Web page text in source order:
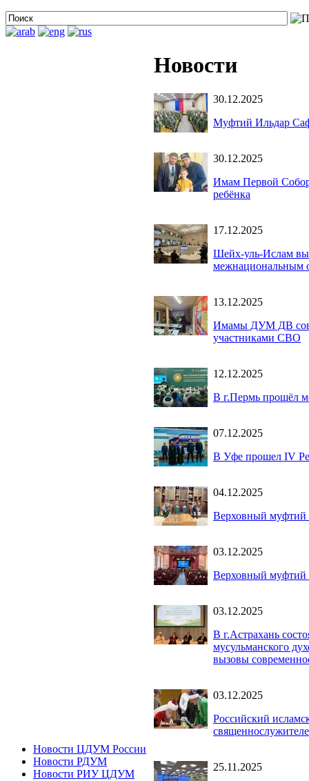
Новости ЦДУМ России
Новости РДУМ
Новости РИУ ЦДУМ
Новости
30.12.2025
Муфтий Ильдар
30.12.2025
Имам Первой
ребёнка
17.12.2025
Шейх-уль-Ислам
межнациональным
13.12.2025
Имамы ДУМ ДВ
участниками СВО
12.12.2025
В г.Пермь прошёл
07.12.2025
В Уфе прошел IV
04.12.2025
Верховный муфтий
03.12.2025
Верховный муфтий
03.12.2025
В г.Астрахань
мусульманского
вызовы
03.12.2025
Российский
25.11.2025